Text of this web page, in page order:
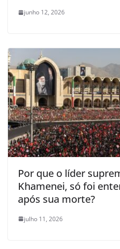
junho 12, 2026
Por que o líder
Khamenei, só foi
após sua morte?
julho 11, 2026